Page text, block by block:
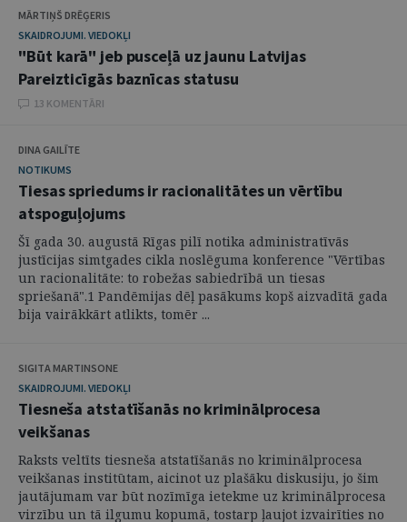
MĀRTIŅŠ DRĒĢERIS
SKAIDROJUMI. VIEDOKĻI
"Būt karā" jeb pusceļā uz jaunu Latvijas
Pareizticīgās baznīcas statusu
13 KOMENTĀRI
DINA GAILĪTE
NOTIKUMS
Tiesas spriedums ir racionalitātes un vērtību
atspoguļojums
Šī gada 30. augustā Rīgas pilī notika administratīvās
justīcijas simtgades cikla noslēguma konference "Vērtības
un racionalitāte: to robežas sabiedrībā un tiesas
spriešanā".1 Pandēmijas dēļ pasākums kopš aizvadītā gada
bija vairākkārt atlikts, tomēr ...
SIGITA MARTINSONE
SKAIDROJUMI. VIEDOKĻI
Tiesneša atstatīšanās no kriminālprocesa
veikšanas
Raksts veltīts tiesneša atstatīšanās no kriminālprocesa
veikšanas institūtam, aicinot uz plašāku diskusiju, jo šim
jautājumam var būt nozīmīga ietekme uz kriminālprocesa
virzību un tā ilgumu kopumā, tostarp ļaujot izvairīties no